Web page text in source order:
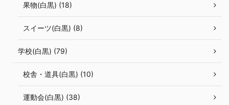
果物(白黒) (18)
スイーツ(白黒) (8)
学校(白黒) (79)
校舎・道具(白黒) (10)
運動会(白黒) (38)